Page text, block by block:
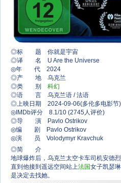
◎标 题 你就是宇宙
◎译 名 U Are the Universe
◎年 代 2024
◎产 地 乌克兰
◎类 别 科幻
◎语 言 乌克兰语 / 法语
◎上映日期 2024-09-06(多伦多电影节)
◎IMDb评分 8.1/10 (2745人评价)
◎导 演 Pavlo Ostrikov
◎编 剧 Pavlo Ostrikov
◎演 员 Volodymyr Kravchuk
◎简 介
地球爆炸后，乌克兰太空卡车司机安德
直到他接到遥远空间站上法国女子凯瑟
是决定去找她。